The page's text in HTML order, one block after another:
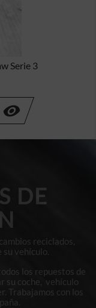
Serie 3

DE
reciclados,
vehículo.
los repuestos de
su coche, vehículo
Trabajamos con los